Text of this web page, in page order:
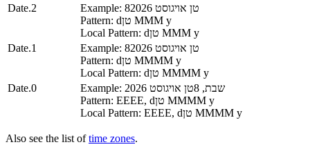
Date.2
Example: 8טן אויגוסט 2026
Pattern: dטן MMM y
Local Pattern: dטן MMM y
Date.1
Example: 8טן אויגוסט 2026
Pattern: dטן MMMM y
Local Pattern: dטן MMMM y
Date.0
Example: שבת, 8טן אויגוסט 2026
Pattern: EEEE, dטן MMMM y
Local Pattern: EEEE, dטן MMMM y
Also see the list oftime zones.